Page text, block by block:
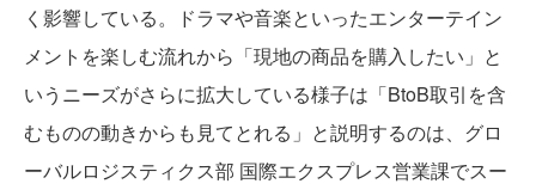
く影響している。ドラマや音楽といったエンターテイン
メントを楽しむ流れから「現地の商品を購入したい」と
いうニーズがさらに拡大している様子は「BtoB取引を含
むものの動きからも見てとれる」と説明するのは、グロ
ーバルロジスティクス部 国際エクスプレス営業課でスー